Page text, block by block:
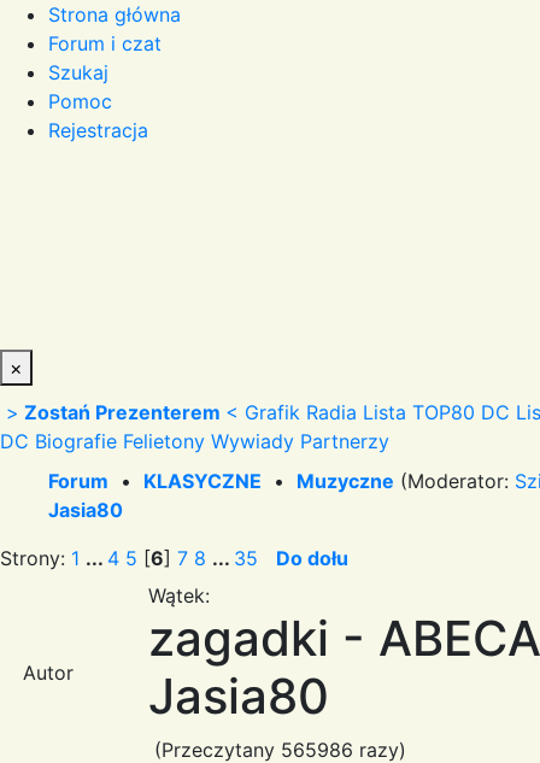
Strona główna
Forum i czat
Szukaj
Pomoc
Rejestracja
×
> Zostań Prezenterem < Grafik Radia Lista TOP80 DC
DC Biografie Felietony Wywiady Partnerzy
Forum • KLASYCZNE • Muzyczne (Moderator:
Jasia80
Strony: 1 ... 4 5 [6] 7 8 ... 35 Do dołu
Autor
Wątek:
zagadki -
Jasia80
(Przeczytany 565986 razy)